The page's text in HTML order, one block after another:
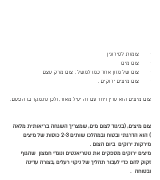
·       צומות לסירוגין
·       צום מים
·       צום של מזון אחד כמו למשל : צום מרק עצם
·       צום מיצים ירוקים .
צום מיצים הוא עדין ויחד עם זה יעיל מאוד, ולכן נתמקד בו הפעם.
צום מיצים, (בניגוד לצום מים, שמצריך השגחה בריאותית מלאה
) הוא הדרגתי ובטוח ובמהלכו שותים 2-3 כוסות של מיצים
מירקות ירוקים  ביום הצום .
מיצים ירוקים מספקים את נוטריאנטים ונוגדי חמצון  שהגוף
זקוק להם כדי לעבור תהליך של ניקוי רעלים ,בצורה עדינה
ובטוחה  .